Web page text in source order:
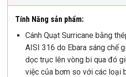
Tính Năng sản phẩm:
Cánh Quạt Surricane bằng
AISI 316 do Ebara sáng chế
dọc trục lên vòng bi qua đó
việc của bơm so với các loại